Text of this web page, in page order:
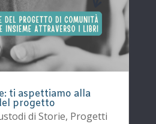
ti aspettiamo alla
progetto
di Storie, Progetti